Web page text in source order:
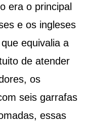
era o principal
e os ingleses
equivalia a
de atender
os
seis garrafas
essas